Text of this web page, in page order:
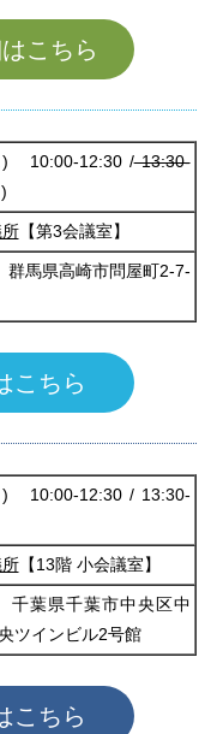
こちら
10:00-12:30 /13:30-
【第3会議室】
馬県高崎市問屋町2-7-
こちら
10:00-12:30 / 13:30-
【13階 小会議室】
葉県千葉市中央区中
ツインビル2号館
こちら